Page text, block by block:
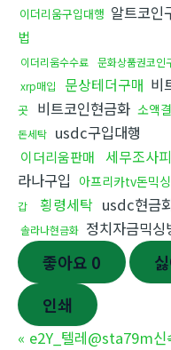
이더리움구입대행 알트코인
법
이더리움수수료 문화상품권코인
xrp매입 문상테더구매 비
곳 비트코인현금화 소액
돈세탁 usdc구입대행
이더리움판매 세무조사
라나구입 아프리카tv돈믹싱
갑
횡령세탁 usdc현금
솔라나현금화 정치자금믹싱
좋아요 0
인쇄
« e2Y_텔레@sta79m신